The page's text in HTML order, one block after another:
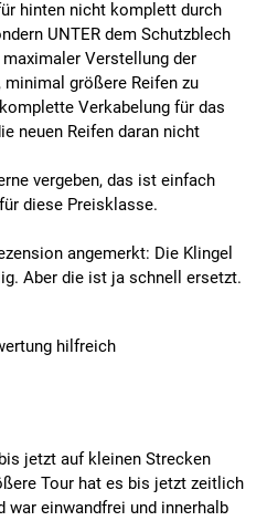
hinten nicht komplett durch
UNTER dem Schutzblech
Verstellung der
größere Reifen zu
Verkabelung für das
neuen Reifen daran nicht
vergeben, das ist einfach
diese Preisklasse.
angemerkt: Die Klingel
Aber die ist ja schnell ersetzt.
hilfreich
jetzt auf kleinen Strecken
Tour hat es bis jetzt zeitlich
war einwandfrei und innerhalb